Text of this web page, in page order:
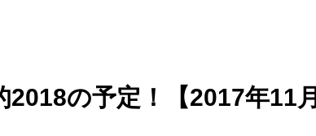
の予定！【2017年11月